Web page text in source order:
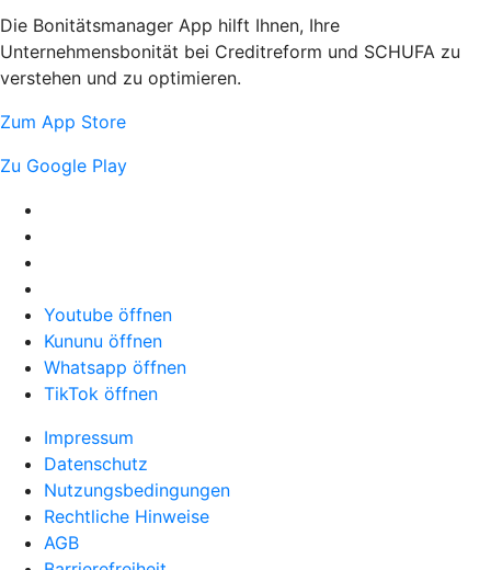
Die Bonitätsmanager App hilft Ihnen, Ihre
Unternehmensbonität bei Creditreform und SCHUFA zu
verstehen und zu optimieren.
Zum App Store
Zu Google Play
Youtube öffnen
Kununu öffnen
Whatsapp öffnen
TikTok öffnen
Impressum
Datenschutz
Nutzungsbedingungen
Rechtliche Hinweise
AGB